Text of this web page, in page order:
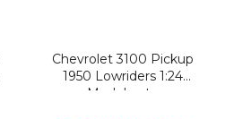
Chevrolet 3100 Pickup
1950 Lowriders 1:24
Model auta